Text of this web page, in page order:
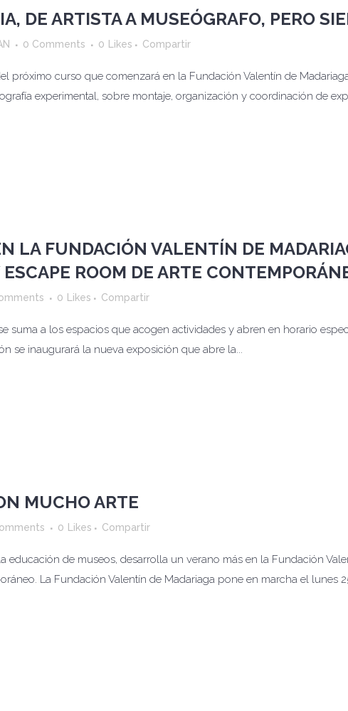
DE ARTISTA A MUSEÓGRAFO, PERO
0 Comments 0 Likes Compartir
próximo curso que comenzará en la Fundación Valentín de
experimental, sobre montaje, organización y coordinación de
LA FUNDACIÓN VALENTÍN DE
ROOM DE ARTE
0 Likes Compartir
suma a los espacios que acogen actividades y abren en horario
se inaugurará la nueva exposición que abre la...
MUCHO ARTE
0 Likes Compartir
educación de museos, desarrolla un verano más en la Fundación
La Fundación Valentín de Madariaga pone en marcha el lunes